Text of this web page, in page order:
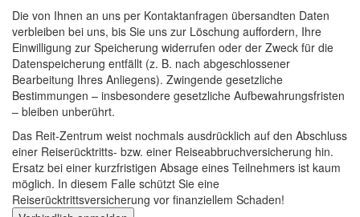
Die von Ihnen an uns per Kontaktanfragen übersandten Daten
verbleiben bei uns, bis Sie uns zur Löschung auffordern, Ihre
Einwilligung zur Speicherung widerrufen oder der Zweck für die
Datenspeicherung entfällt (z. B. nach abgeschlossener
Bearbeitung Ihres Anliegens). Zwingende gesetzliche
Bestimmungen – insbesondere gesetzliche Aufbewahrungsfristen
– bleiben unberührt.
Informationsnachricht
Das Reit-Zentrum weist nochmals ausdrücklich auf den Abschluss
einer Reiserücktritts- bzw. einer Reiseabbruchversicherung hin.
Ersatz bei einer kurzfristigen Absage eines Teilnehmers ist kaum
möglich. In diesem Falle schützt Sie eine
Reiserücktrittsversicherung vor finanziellem Schaden!